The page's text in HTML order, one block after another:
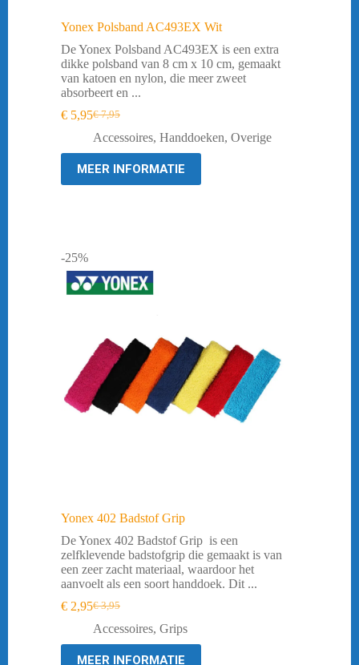
Yonex Polsband AC493EX Wit
De Yonex Polsband AC493EX is een extra
dikke polsband van 8 cm x 10 cm, gemaakt
van katoen en nylon, die meer zweet
absorbeert en ...
€7,95
Oorspronkelijke
prijs
€ 7,95.
€ 5,95Huidige
prijs
€ 5,95.
Accessoires, Handdoeken, Overige
MEER INFORMATIE
-25%
Yonex 402 Badstof Grip
De Yonex 402 Badstof Grip is een
zelfklevende badstofgrip die gemaakt is van
een zeer zacht materiaal, waardoor het
aanvoelt als een soort handdoek. Dit ...
€3,95
Oorspronkelijke
prijs
€ 3,95.
€ 2,95Huidige
prijs
€ 2,95.
Accessoires, Grips
MEER INFORMATIE